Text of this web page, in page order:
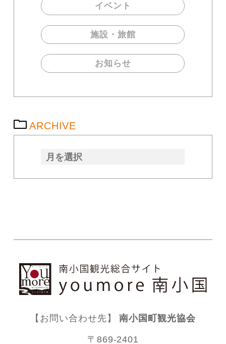
イベント
施設・旅館
お知らせ
ARCHIVE
【お問い合わせ先】南小国町観光協会
〒869-2401